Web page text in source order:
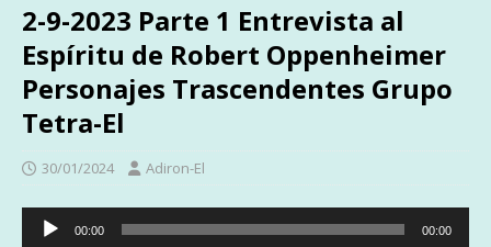
2-9-2023 Parte 1 Entrevista al
Espíritu de Robert Oppenheimer
Personajes Trascendentes Grupo
Tetra-El
30/01/2024 Adiron-El
Reproductor
00:00 00:00